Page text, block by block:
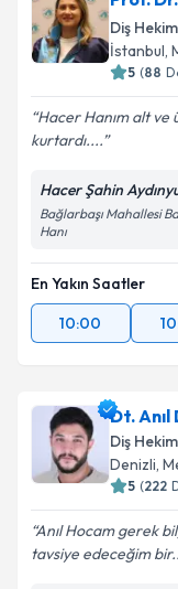
E-posta
Kişisel
Metni
Diş
İstanbul,
5 (88
Hacer Hanım alt ve
kurtardı....
Hacer Şahin
Bağlarbaşı Mahallesi
Hanı
En Yakın Saatler
10:00
Dt. Anıl
Diş
Denizli,
5 (222
Anıl Hocam gerek
tavsiye edeceğim